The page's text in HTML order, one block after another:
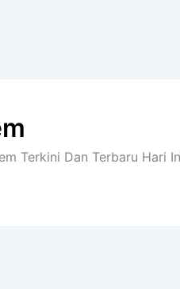
Terkini Dan Terbaru Hari